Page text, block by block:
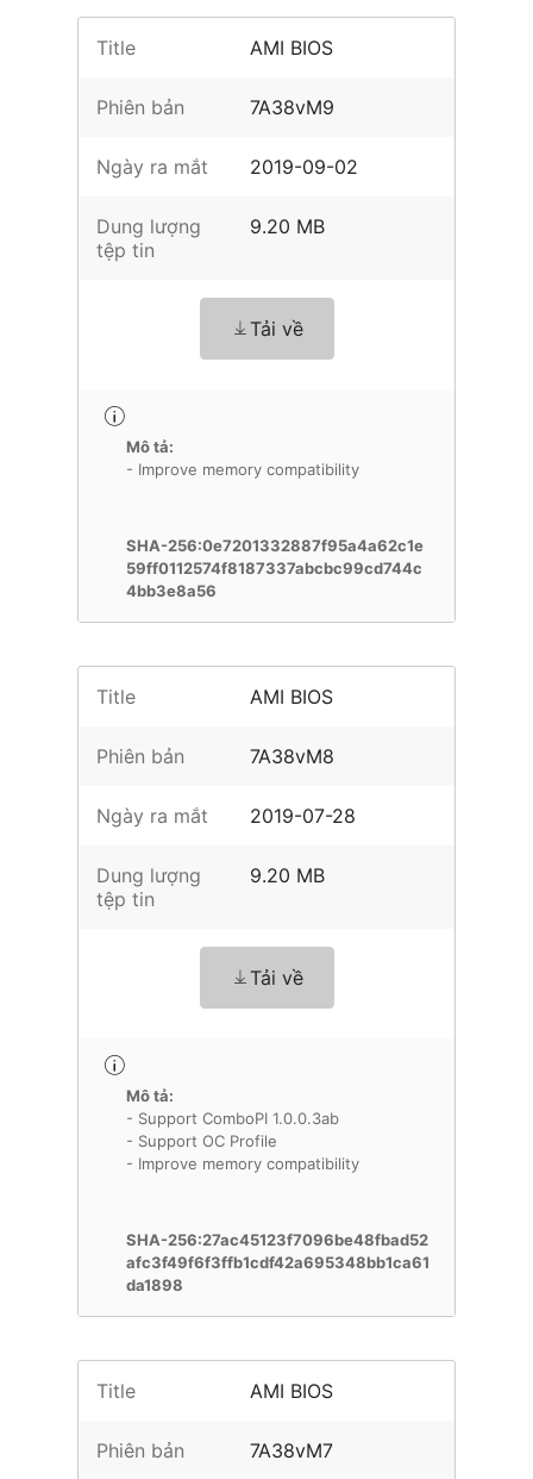
Title AMI BIOS
Phiên bản 7A38vM9
Ngày ra mắt 2019-09-02
Dung lượng
tệp tin
9.20 MB
Tải về
Mô tả:
- Improve memory compatibility
SHA-256:0e7201332887f95a4a62c1e
59ff0112574f8187337abcbc99cd744c
4bb3e8a56
Title AMI BIOS
Phiên bản 7A38vM8
Ngày ra mắt 2019-07-28
Dung lượng
tệp tin
9.20 MB
Tải về
Mô tả:
- Support ComboPI 1.0.0.3ab
- Support OC Profile
- Improve memory compatibility
SHA-256:27ac45123f7096be48fbad52
afc3f49f6f3ffb1cdf42a695348bb1ca61
da1898
Title AMI BIOS
Phiên bản 7A38vM7